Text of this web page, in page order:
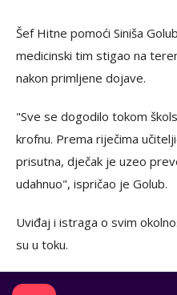
Šef Hitne pomoći Siniša
medicinski tim stigao na
nakon primljene dojave.
"Sve se dogodilo tokom
krofnu. Prema riječima
prisutna, dječak je uzeo
udahnuo", ispričao je Golub.
Uviđaj i istraga o svim
su u toku.